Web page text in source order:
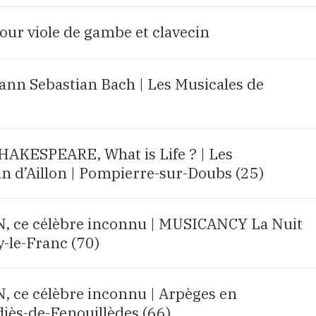
viole de gambe et clavecin
Sebastian Bach | Les Musicales de
What is Life ? | Les
d’Aillon | Pompierre-sur-Doubs (25)
ce célèbre inconnu | MUSICANCY La Nuit
le-Franc (70)
ce célèbre inconnu | Arpèges en